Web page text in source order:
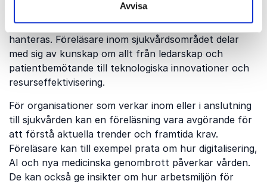
Avvisa
företag få djupare insikter i hur vården utvecklas och
hur framtidens utmaningar och möjligheter kan
hanteras. Föreläsare inom sjukvårdsområdet delar
med sig av kunskap om allt från ledarskap och
patientbemötande till teknologiska innovationer och
resurseffektivisering.
För organisationer som verkar inom eller i anslutning
till sjukvården kan en föreläsning vara avgörande för
att förstå aktuella trender och framtida krav.
Föreläsare kan till exempel prata om hur digitalisering,
AI och nya medicinska genombrott påverkar vården.
De kan också ge insikter om hur arbetsmiljön för